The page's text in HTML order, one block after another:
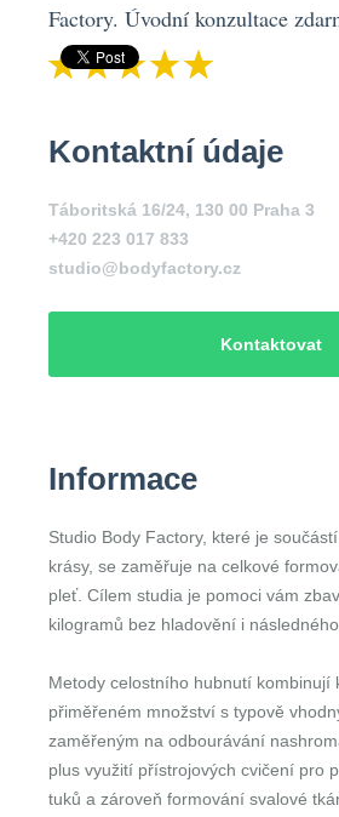
Factory. Úvodní konzultace
Kontaktní údaje
Táboritská 16/24, 130 00 Praha 3
+420 223 017 833
studio@bodyfactory.cz
Kontaktovat
Informace
Studio Body Factory, které je
krásy, se zaměřuje na celkové
pleť. Cílem studia je pomoci vám
kilogramů bez hladovění i
Metody celostního hubnutí kombinují
přiměřeném množství s typově
zaměřeným na odbourávání
plus využití přístrojových cvičení pro
tuků a zároveň formování svalové